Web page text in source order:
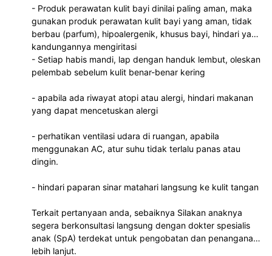
- Produk perawatan kulit bayi dinilai paling aman, maka
gunakan produk perawatan kulit bayi yang aman, tidak
berbau (parfum), hipoalergenik, khusus bayi, hindari yang
kandungannya mengiritasi
- Setiap habis mandi, lap dengan handuk lembut, oleskan
pelembab sebelum kulit benar-benar kering
- apabila ada riwayat atopi atau alergi, hindari makanan
yang dapat mencetuskan alergi
- perhatikan ventilasi udara di ruangan, apabila
menggunakan AC, atur suhu tidak terlalu panas atau
dingin.
- hindari paparan sinar matahari langsung ke kulit tangan
Terkait pertanyaan anda, sebaiknya Silakan anaknya
segera berkonsultasi langsung dengan dokter spesialis
anak (SpA) terdekat untuk pengobatan dan penanganan
lebih lanjut.